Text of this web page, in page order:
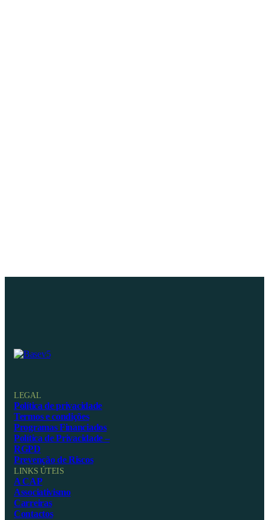
LEGAL
Política de privacidade
Termos e condições
Programas Financiados
Política de Privacidade –
RGPD
Prevenção de Riscos
LINKS ÚTEIS
A CAP
Associativismo
Carreiras
Contactos